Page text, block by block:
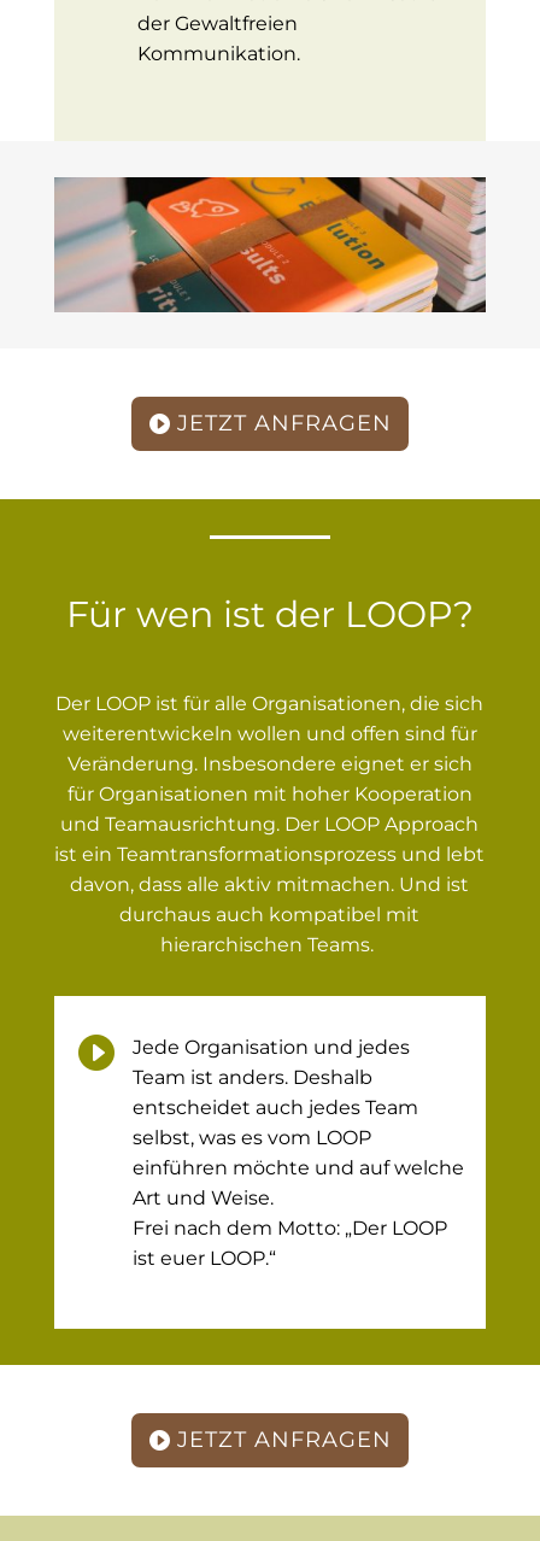
der Gewaltfreien
Kommunikation.
JETZT ANFRAGEN
Für wen ist der LOOP?
Der LOOP ist für alle Organisationen, die sich
weiterentwickeln wollen und offen sind für
Veränderung. Insbesondere eignet er sich
für Organisationen mit hoher Kooperation
und Teamausrichtung. Der LOOP Approach
ist ein Teamtransformationsprozess und lebt
davon, dass alle aktiv mitmachen. Und ist
durchaus auch kompatibel mit
hierarchischen Teams.

Jede Organisation und jedes
Team ist anders. Deshalb
entscheidet auch jedes Team
selbst, was es vom LOOP
einführen möchte und auf welche
Art und Weise.
Frei nach dem Motto: „Der LOOP
ist euer LOOP.“
JETZT ANFRAGEN